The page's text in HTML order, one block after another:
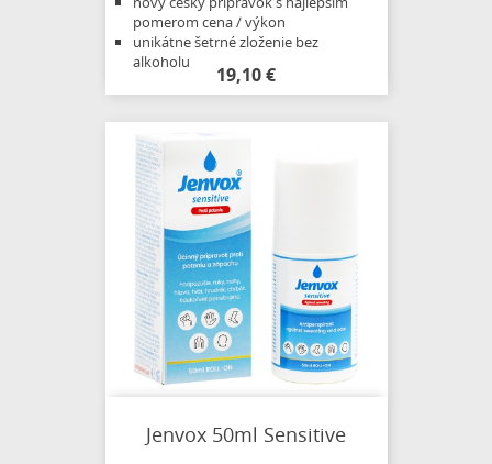
pomerom cena / výkon
unikátne šetrné zloženie bez
alkoholu
19,10 €
Jenvox 50ml Sensitive